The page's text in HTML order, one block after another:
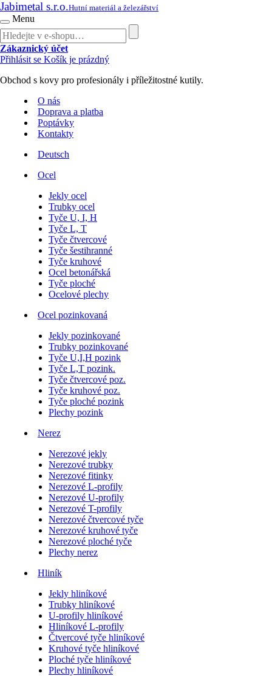
Jabimetal s.r.o.Hutní materiál a železářství
Menu
Zákaznický účet
Přihlásit se Košík je prázdný
Obchod s kovy pro profesionály i příležitostné kutily.
O nás
Doprava a platba
Poptávky
Kontakty
Deutsch
Ocel
Jekly ocel
Trubky ocel
Tyče U, I, H
Tyče L, T
Tyče čtvercové
Tyče šestihranné
Tyče kruhové
Ocel betonářská
Tyče ploché
Ocelové plechy
Ocel pozinkovaná
Jekly pozinkované
Trubky pozinkované
Tyče U,I,H pozink
Tyče L,T pozink.
Tyče čtvercové poz.
Tyče kruhové poz.
Tyče ploché pozink
Plechy pozink
Nerez
Nerezové jekly
Nerezové trubky
Nerezové fitinky
Nerezové L-profily
Nerezové U-profily
Nerezové T-profily
Nerezové čtvercové tyče
Nerezové kruhové tyče
Nerezové ploché tyče
Plechy nerez
Hliník
Jekly hliníkové
Trubky hliníkové
U-profily hliníkové
Hliníkové L-profily
Čtvercové tyče hliníkové
Kruhové tyče hliníkové
Ploché tyče hliníkové
Plechy hliníkové